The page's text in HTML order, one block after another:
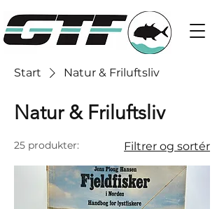
Start Natur & Friluftsliv
Natur & Friluftsliv
25 produkter: Filtrer og sortér